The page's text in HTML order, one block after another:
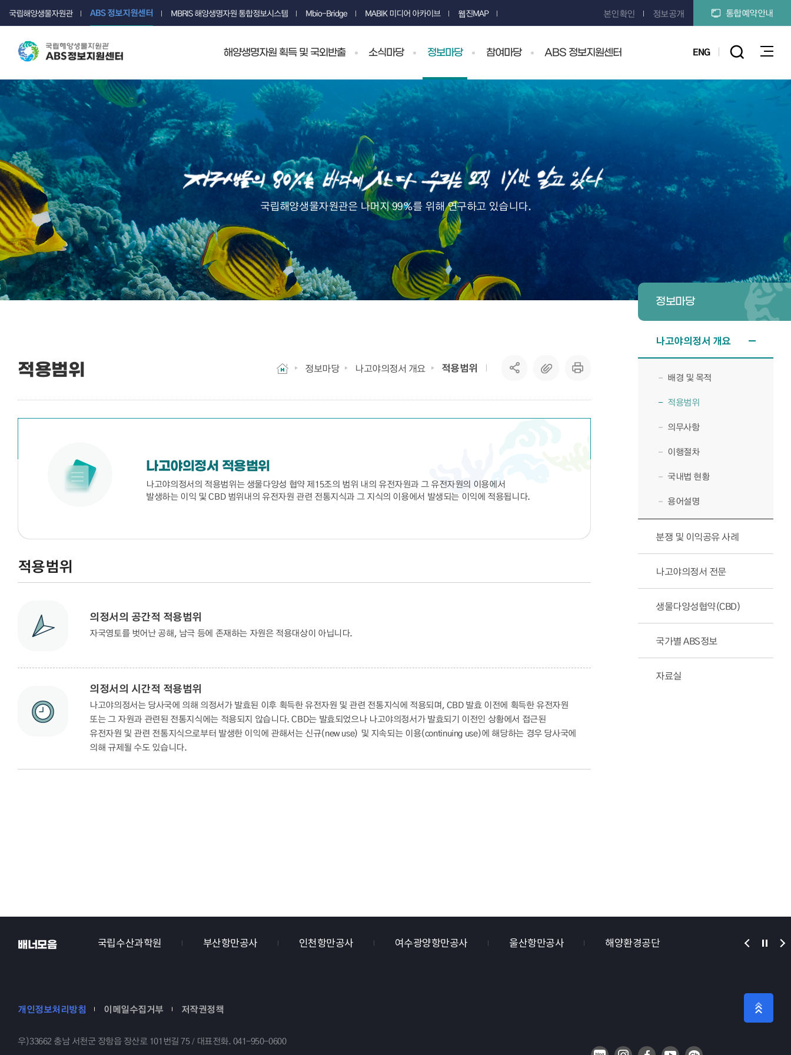
국립해양생물자원관 ABS 정보지원센터 MBRIS 해양생명자원 통합정보시스템 Mbio-Bridge MABIK 미디어 아카이브 웹진MAP 본인확인 정보공개 통합예약안내
ENG
해양생명자원 획득 및 국외반출 소식마당 정보마당 참여마당 ABS 정보지원센터
국립해양생물자원관은 나머지 99%를 위해 연구하고 있습니다.
정보마당
나고야의정서 개요
배경 및 목적
적용범위
의무사항
이행절차
국내법 현황
용어설명
분쟁 및 이익공유 사례
나고야의정서 전문
생물다양성협약(CBD)
국가별 ABS정보
자료실
적용범위 정보마당 나고야의정서 개요 적용범위
나고야의정서 적용범위
나고야의정서의 적용범위는 생물다양성 협약 제15조의 범위 내의 유전자원과 그 유전자원의 이용에서
발생하는 이익 및 CBD 범위내의 유전자원 관련 전통지식과 그 지식의 이용에서 발생되는 이익에 적용됩니다.
적용범위
의정서의 공간적 적용범위
자국영토를 벗어난 공해, 남극 등에 존재하는 자원은 적용대상이 아닙니다.
의정서의 시간적 적용범위
나고야의정서는 당사국에 의해 의정서가 발효된 이후 획득한 유전자원 및 관련 전통지식에 적용되며, CBD 발효 이전에 획득한 유전자원
또는 그 자원과 관련된 전통지식에는 적용되지 않습니다. CBD는 발효되었으나 나고야의정서가 발효되기 이전인 상황에서 접근된
유전자원 및 관련 전통지식으로부터 발생한 이익에 관해서는 신규(new use) 및 지속되는 이용(continuing use)에 해당하는 경우 당사국에
의해 규제될 수도 있습니다.
배너모음
서천군 국립수산과학원 부산항만공사 인천항만공사 여수광양항만공사 울산항만공사 해양환경공단 한국해양교통안전공
개인정보처리방침 이메일수집거부 저작권정책
우)33662 충남 서천군 장항읍 장산로 101번길 75 대표전화.041-950-0600